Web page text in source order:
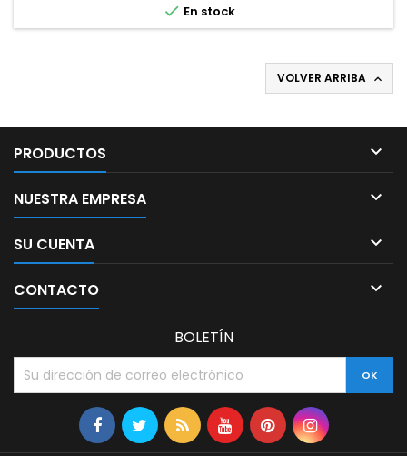
 En stock
VOLVER ARRIBA 
PRODUCTOS 
NUESTRA EMPRESA 
SU CUENTA 
CONTACTO 
BOLETÍN